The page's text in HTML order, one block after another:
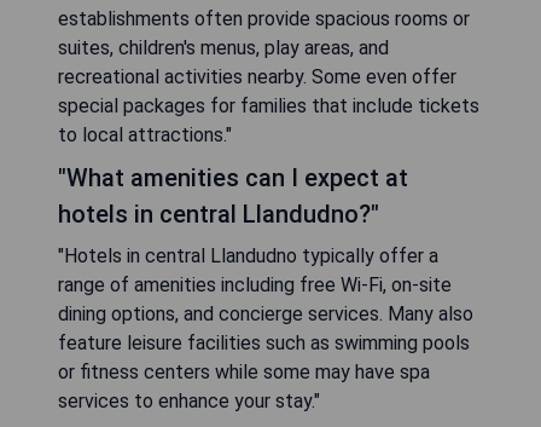
establishments often provide spacious rooms or
suites, children's menus, play areas, and
recreational activities nearby. Some even offer
special packages for families that include tickets
to local attractions."
"What amenities can I expect at
hotels in central Llandudno?"
"Hotels in central Llandudno typically offer a
range of amenities including free Wi-Fi, on-site
dining options, and concierge services. Many also
feature leisure facilities such as swimming pools
or fitness centers while some may have spa
services to enhance your stay."